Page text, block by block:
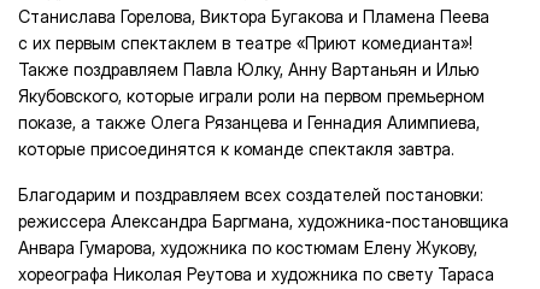
Станислава Горелова, Виктора Бугакова и Пламена Пеева
с их первым спектаклем в театре «Приют комедианта»!
Также поздравляем Павла Юлку, Анну Вартаньян и Илью
Якубовского, которые играли роли на первом премьерном
показе, а также Олега Рязанцева и Геннадия Алимпиева,
которые присоединятся к команде спектакля завтра.
Благодарим и поздравляем всех создателей постановки:
режиссера Александра Баргмана, художника-постановщика
Анвара Гумарова, художника по костюмам Елену Жукову,
хореографа Николая Реутова и художника по свету Тараса